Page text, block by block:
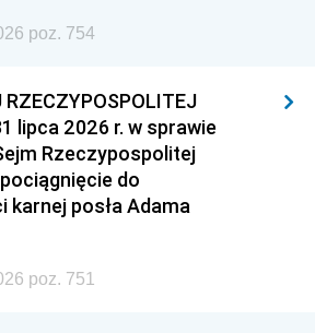
poz. 754
RZECZYPOSPOLITEJ
lipca 2026 r. w sprawie
Rzeczypospolitej
do
karnej posła Adama
poz. 751